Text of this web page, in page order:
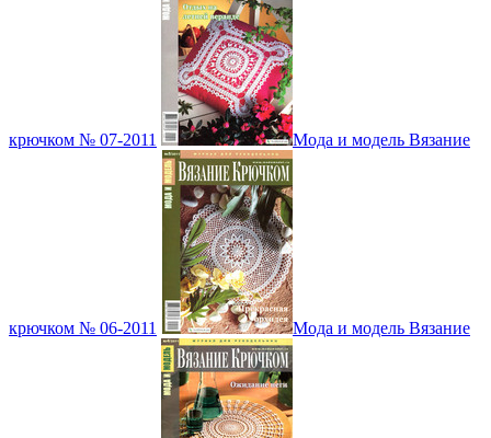
крючком № 07-2011 Мода и модель Вязание
крючком № 06-2011 Мода и модель Вязание